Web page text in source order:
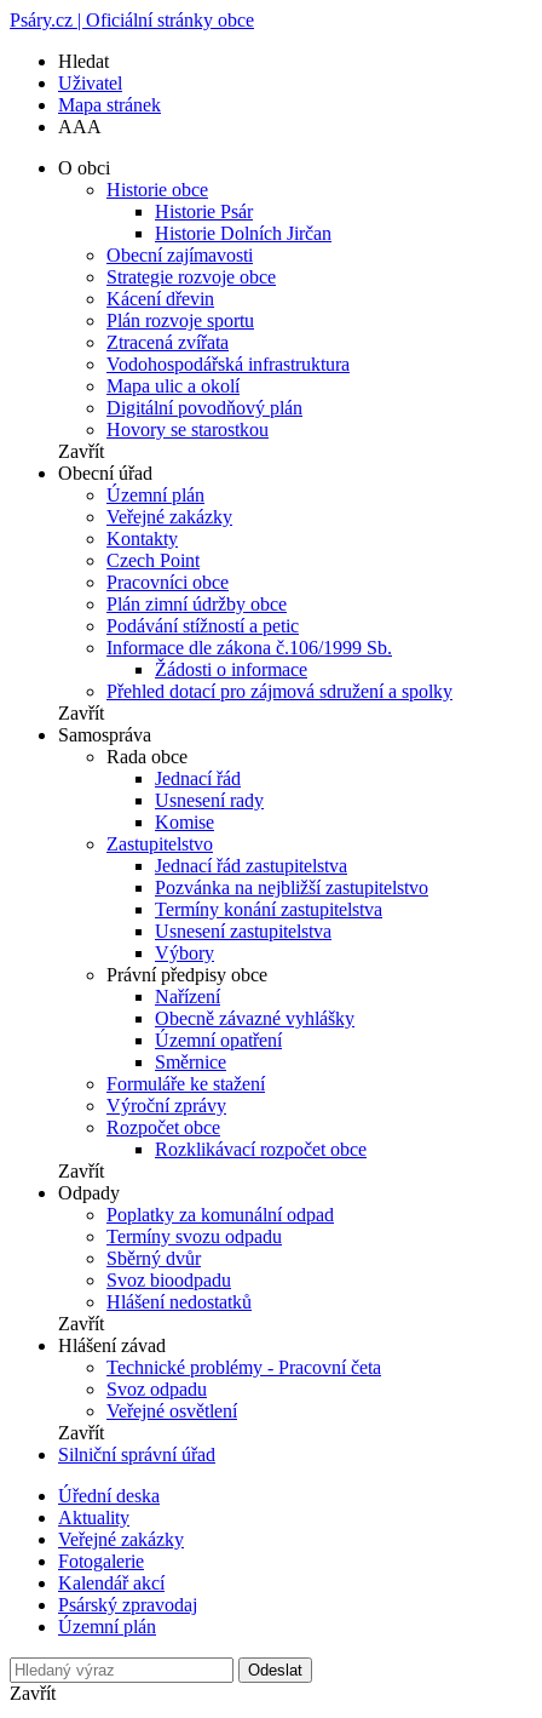
Psáry.cz | Oficiální stránky obce
Hledat
Uživatel
Mapa stránek
AAA
O obci
Historie obce
Historie Psár
Historie Dolních Jirčan
Obecní zajímavosti
Strategie rozvoje obce
Kácení dřevin
Plán rozvoje sportu
Ztracená zvířata
Vodohospodářská infrastruktura
Mapa ulic a okolí
Digitální povodňový plán
Hovory se starostkou
Zavřít
Obecní úřad
Územní plán
Veřejné zakázky
Kontakty
Czech Point
Pracovníci obce
Plán zimní údržby obce
Podávání stížností a petic
Informace dle zákona č.106/1999 Sb.
Žádosti o informace
Přehled dotací pro zájmová sdružení a spolky
Zavřít
Samospráva
Rada obce
Jednací řád
Usnesení rady
Komise
Zastupitelstvo
Jednací řád zastupitelstva
Pozvánka na nejbližší zastupitelstvo
Termíny konání zastupitelstva
Usnesení zastupitelstva
Výbory
Právní předpisy obce
Nařízení
Obecně závazné vyhlášky
Územní opatření
Směrnice
Formuláře ke stažení
Výroční zprávy
Rozpočet obce
Rozklikávací rozpočet obce
Zavřít
Odpady
Poplatky za komunální odpad
Termíny svozu odpadu
Sběrný dvůr
Svoz bioodpadu
Hlášení nedostatků
Zavřít
Hlášení závad
Technické problémy - Pracovní četa
Svoz odpadu
Veřejné osvětlení
Zavřít
Silniční správní úřad
Úřední deska
Aktuality
Veřejné zakázky
Fotogalerie
Kalendář akcí
Psárský zpravodaj
Územní plán
Odeslat
Zavřít